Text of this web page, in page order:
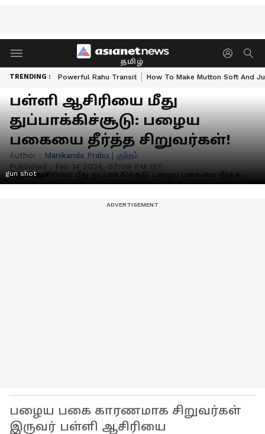
தமிழ்
TRENDING : Powerful Rahu Transit How To Make Mutton Soft And
பள்ளி ஆசிரியை மீது
துப்பாக்கிச்சூடு: பழைய
பகையை தீர்த்த சிறுவர்கள்!
Author : Manikanda Prabu | குற்றம்
Published : Feb 14 2024, 07:09 PM IST
gun shot
பழைய பகை காரணமாக சிறுவர்கள்
இருவர் பள்ளி ஆசிரியை